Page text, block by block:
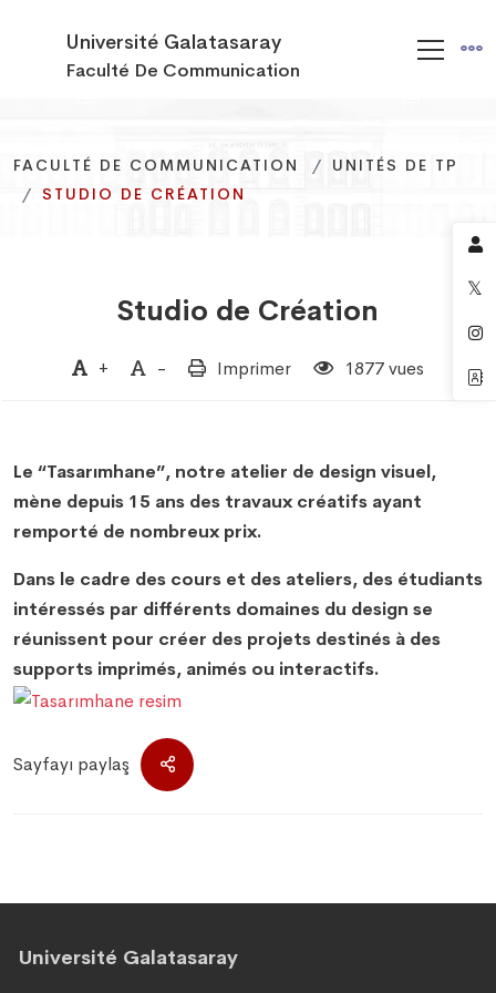
Université Galatasaray
Faculté De Communication
FACULTÉ DE COMMUNICATION
UNITÉS DE TP
STUDIO DE CRÉATION
FACULTÉ DE COMMUNICATION
UNITÉS DE TP
STUDIO DE CRÉATION
FACULTÉ DE COMMUNICATION
UNITÉS DE TP
STUDIO DE CRÉATION
Studio de Création
+ - Imprimer 1877 vues
Le “Tasarımhane”, notre atelier de design visuel,
mène depuis 15 ans des travaux créatifs ayant
remporté de nombreux prix.
Dans le cadre des cours et des ateliers, des étudiants
intéressés par différents domaines du design se
réunissent pour créer des projets destinés à des
supports imprimés, animés ou interactifs.
Sayfayı paylaş
Université Galatasaray